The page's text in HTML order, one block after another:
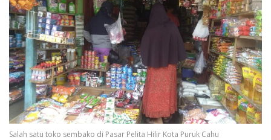
Salah satu toko sembako di Pasar Pelita Hilir Kota Puruk Cahu